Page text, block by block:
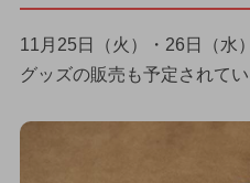
11月25日（火）・26日（水
グッズの販売も予定されてい